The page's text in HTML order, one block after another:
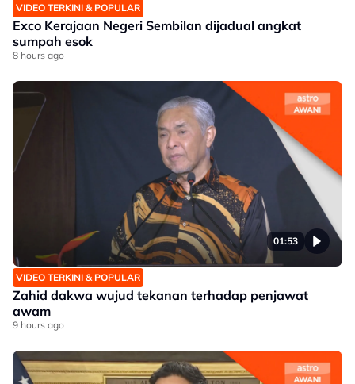
VIDEO TERKINI & POPULAR
Exco Kerajaan Negeri Sembilan dijadual angkat
sumpah esok
8 hours ago
01:53
VIDEO TERKINI & POPULAR
Zahid dakwa wujud tekanan terhadap penjawat
awam
9 hours ago